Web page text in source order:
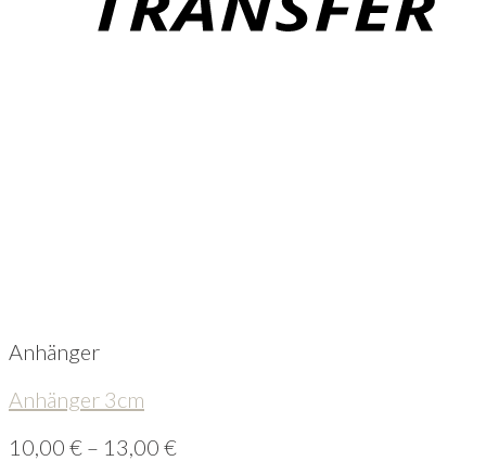
Anhänger
Anhänger 3cm
10,00 € – 13,00 €